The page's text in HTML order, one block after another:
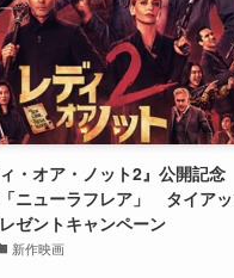
・オア・ノット2』公開記
ニューラフレア」 タイア
ゼントキャンペーン
新作映画